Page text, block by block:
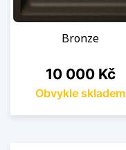
Bronze
Cena
10 000 Kč
Obvykle skladem